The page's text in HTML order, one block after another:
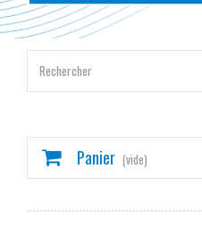
Panier (vide)